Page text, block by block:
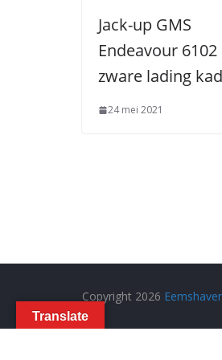
Jack-up GMS
Endeavour 6102
zware lading
24 mei 2021
Copyright 2026
Translate